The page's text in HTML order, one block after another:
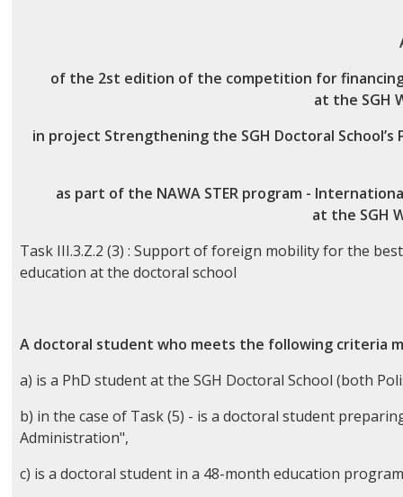
of the 2st edition of the competition for
at the SGH
in project Strengthening the SGH Doctoral
as part of the NAWA STER program -
at the SGH
Task III.3.Z.2 (3) : Support of foreign mobility for the
education at the doctoral school
A doctoral student who meets the following criteria
a) is a PhD student at the SGH Doctoral School (both
b) in the case of Task (5) - is a doctoral student
Administration",
c) is a doctoral student in a 48-month education